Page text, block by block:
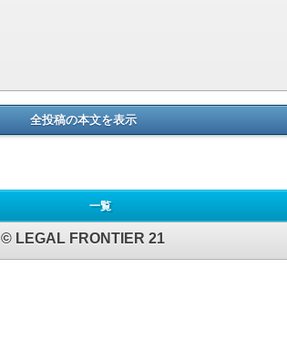
全投稿の本文を表示
一覧
© LEGAL FRONTIER 21